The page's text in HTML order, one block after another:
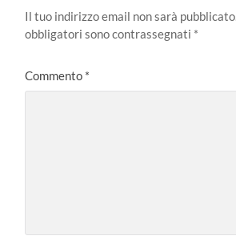
Il tuo indirizzo email non sarà pubblicato.
obbligatori sono contrassegnati *
Commento *